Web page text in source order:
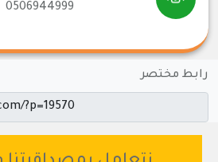
0506944999
رابط مختصر